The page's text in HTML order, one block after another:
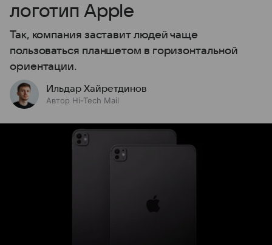
логотип Apple
Так, компания заставит людей чаще
пользоваться планшетом в горизонтальной
ориентации.
Ильдар Хайретдинов
Автор Hi-Tech Mail